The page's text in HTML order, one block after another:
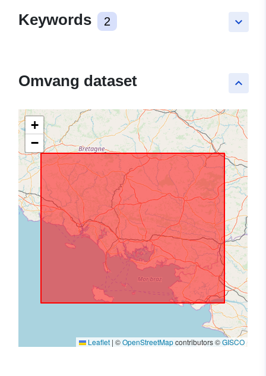
keyboard_arrow_down
Keywords 2
keyboard_arrow_up
Omvang dataset
+
−
Leaflet | ©OpenStreetMapcontributors ©GISCO